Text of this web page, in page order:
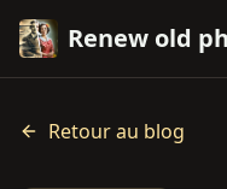
Renew old
Retour au blog